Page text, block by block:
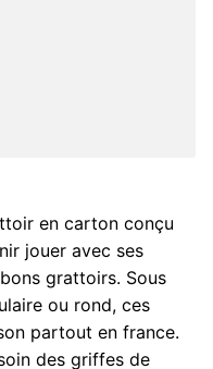
en carton conçu
jouer avec ses
grattoirs. Sous
ou rond, ces
partout en france.
des griffes de